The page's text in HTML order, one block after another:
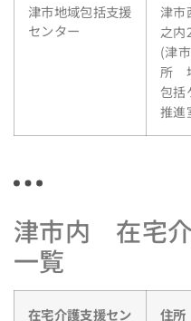
津市地域包括支援
センター
津市
之内
(津
所
包括
推進
津市内 在宅
一覧
在宅介護支援セン 住所